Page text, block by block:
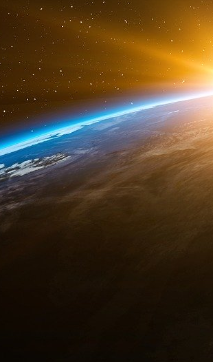
s’est nettement valorisé en
Vie Publique